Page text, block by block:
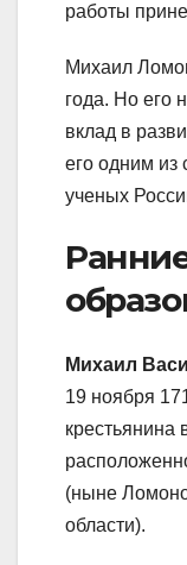
работы
Михаил
года. Но его
вклад в
его одним
ученых
Михаил
19 ноября
крестьянина
(ныне
области).